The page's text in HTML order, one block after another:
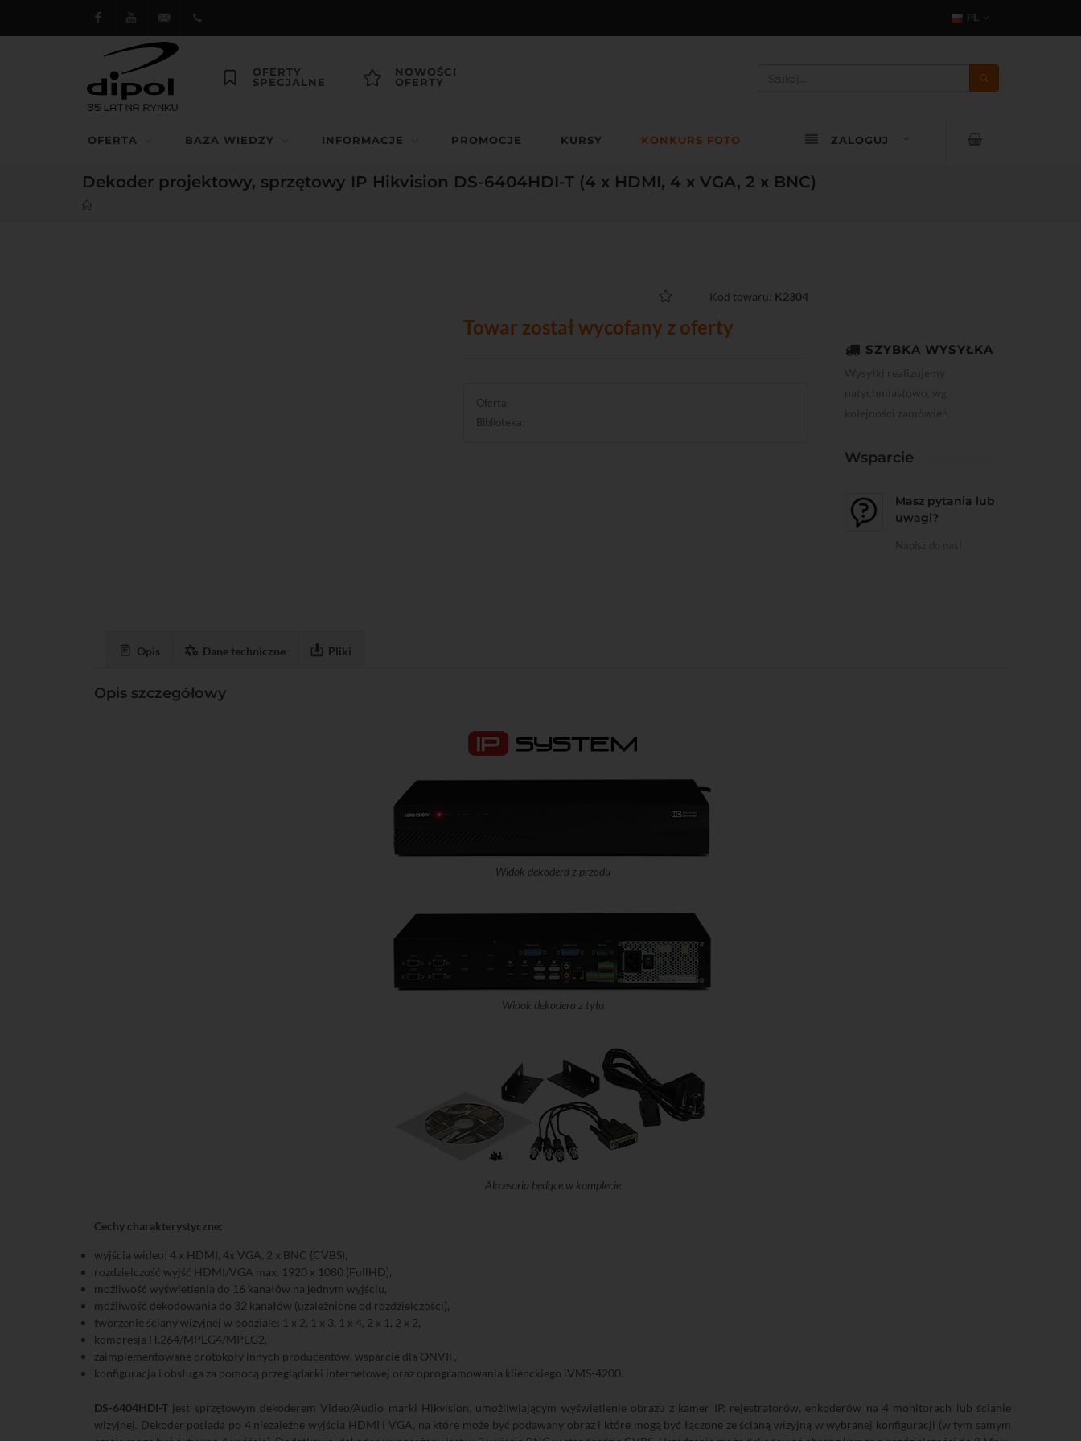
FacebookYoutube dipol@dipol.com.pl
PL
OFERTY
SPECJALNE
NOWOŚCI
OFERTY
OFERTA BAZA WIEDZY INFORMACJE PROMOCJE KURSY KONKURS FOTO ZALOGUJ
Dekoder projektowy, sprzętowy IP Hikvision DS-6404HDI-T (4 x HDMI, 4 x VGA, 2 x BNC)
Kod towaru: K2304
Towar został wycofany z oferty
Oferta:
Biblioteka:
SZYBKA WYSYŁKA
Wsparcie
Masz pytania lub
uwagi?
Opis Dane techniczne Pliki
Opis szczegółowy
Widok dekodera z przodu
Widok dekodera z tyłu
Akcesoria będące w komplecie
Cechy charakterystyczne:
wyjścia wideo: 4 x HDMI, 4x VGA, 2 x BNC (CVBS),
rozdzielczość wyjść HDMI/VGA max. 1920 x 1080 (FullHD),
możliwość wyświetlenia do 16 kanałów na jednym wyjściu,
możliwość dekodowania do 32 kanałów (uzależnione od rozdzielczości),
tworzenie ściany wizyjnej w podziale: 1 x 2, 1 x 3, 1 x 4, 2 x 1, 2 x 2,
kompresja H.264/MPEG4/MPEG2,
zaimplementowane protokoły innych producentów, wsparcie dla ONVIF,
konfiguracja i obsługa za pomocą przeglądarki internetowej oraz oprogramowania klienckiego iVMS-4200.
DS-6404HDI-T jest sprzętowym dekoderem Video/Audio marki Hikvision, umożliwiającym wyświetlenie obrazu z kamer IP, rejestratorów, enkoderów na 4 monitorach lub ścianie
wizyjnej. Dekoder posiada po 4 niezależne wyjścia HDMI i VGA, na które może być podawany obraz i które mogą być łączone ze ścianą wizyjną w wybranej konfiguracji (w tym samym